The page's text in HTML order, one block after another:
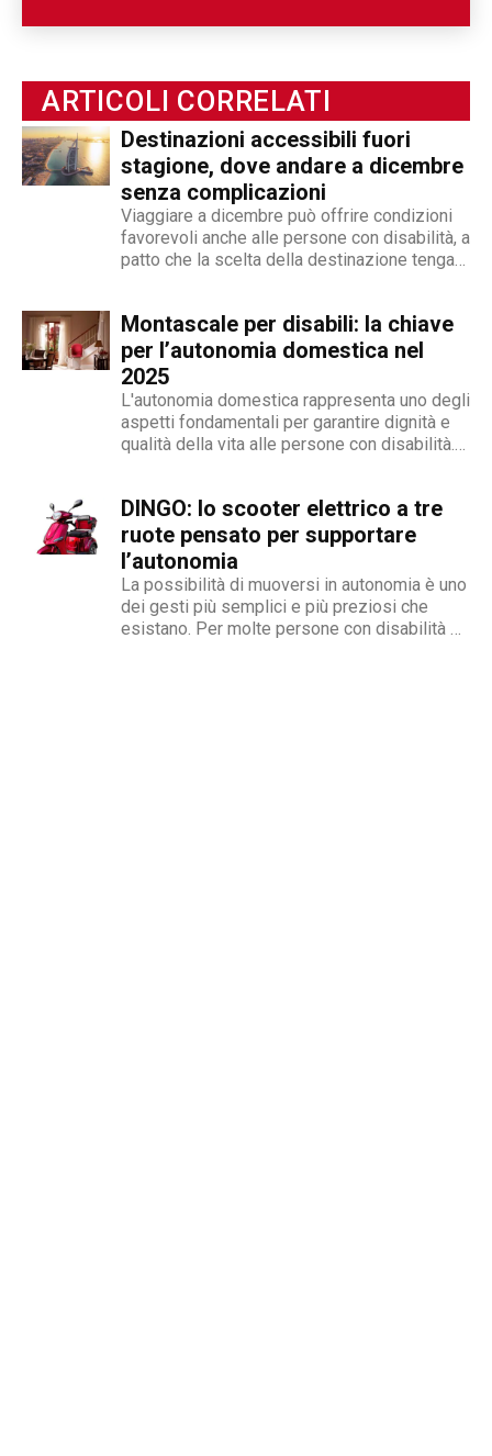
l'approccio positivo alla disabilità, una risorsa
fondamentale della nostra società.
ARTICOLI CORRELATI
Destinazioni accessibili fuori
stagione, dove andare a dicembre
senza complicazioni
Viaggiare a dicembre può offrire condizioni
favorevoli anche alle persone con disabilità, a
patto che la scelta della destinazione tenga
accessibilità architettonica, ma di continuità
dei trasporti, informazione chiara,...
Montascale per disabili: la chiave
per l’autonomia domestica nel
2025
L'autonomia domestica rappresenta uno degli
aspetti fondamentali per garantire dignità e
qualità della vita alle persone con disabilità.
con forme di disabilità, un numero che
evidenzia l'importanza di...
DINGO: lo scooter elettrico a tre
ruote pensato per supportare
l’autonomia
La possibilità di muoversi in autonomia è uno
dei gesti più semplici e più preziosi che
esistano. Per molte persone con disabilità o